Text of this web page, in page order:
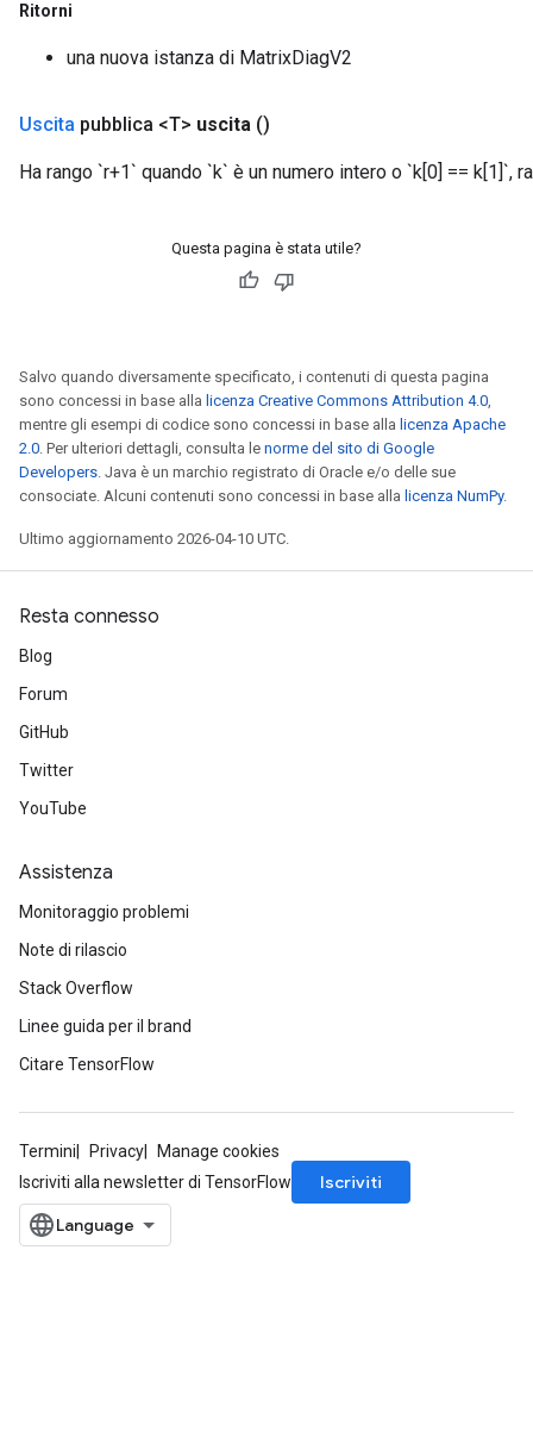
Ritorni
una nuova istanza di MatrixDiagV2
Uscita pubblica <T> uscita ()
Ha rango `r+1` quando `k` è un numero intero o `k[0] == k[1]`,
Questa pagina è stata utile?
Salvo quando diversamente specificato, i contenuti di questa pagina
sono concessi in base alla licenza Creative Commons Attribution 4.0,
mentre gli esempi di codice sono concessi in base alla licenza Apache
2.0. Per ulteriori dettagli, consulta le norme del sito di Google
Developers. Java è un marchio registrato di Oracle e/o delle sue
consociate. Alcuni contenuti sono concessi in base alla licenza NumPy.
Ultimo aggiornamento 2026-04-10 UTC.
Resta connesso
Blog
Forum
GitHub
Twitter
YouTube
Assistenza
Monitoraggio problemi
Note di rilascio
Stack Overflow
Linee guida per il brand
Citare TensorFlow
Termini Privacy
Manage cookies
Iscriviti alla newsletter di TensorFlow
Iscriviti